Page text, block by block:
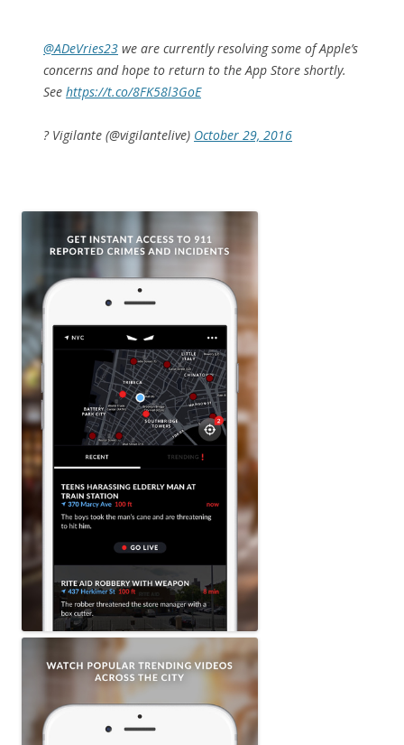
@ADeVries23 we are currently resolving some of Apple’s
concerns and hope to return to the App Store shortly.
See https://t.co/8FK58l3GoE
? Vigilante (@vigilantelive) October 29, 2016